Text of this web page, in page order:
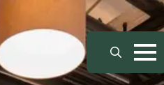
Search